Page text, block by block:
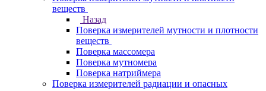
веществ
Назад
Поверка измерителей мутности и плотности
веществ
Поверка массомера
Поверка мутномера
Поверка натриймера
Поверка измерителей радиации и опасных